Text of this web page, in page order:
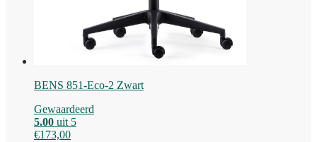
BENS 851-Eco-2 Zwart
Gewaardeerd
5.00 uit 5
€173,00